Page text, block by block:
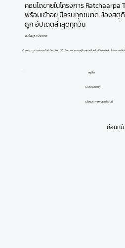
คอนโดขายในโครงการ Ratchaarpa
พร้อมเข้าอยู่ มีครบทุกขนาด ห้องสตูดิ
ถูก อัปเดตล่าสุดทุกวัน
พบข้อมูล 1 ประกาศ
รัชอาภา ทาวเวอร์ คอนโดมิเนียม รัชดา36 เดินทางสะดวก อยู่ใจกลางเมือง ใกล้ทั้งรถไฟฟ้า ห้างสรรพสิ
1,290,000 บาท
สตูดิโอ
เลื่อนประกาศล่าสุดเมื่อวันที่
ก่อนหน้